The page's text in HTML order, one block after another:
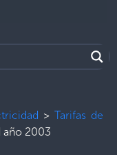
>Tarifas de
año 2003